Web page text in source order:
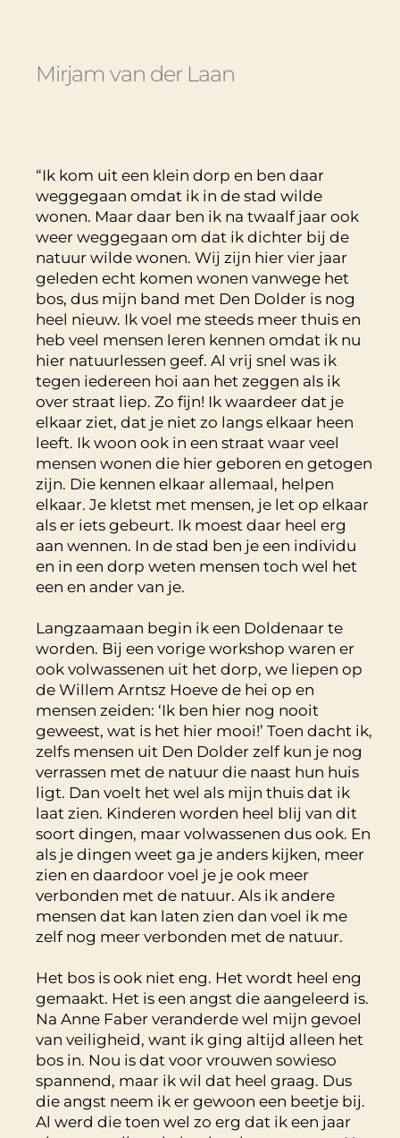
Mirjam van der Laan
“Ik kom uit een klein dorp en ben daar
weggegaan omdat ik in de stad wilde
wonen. Maar daar ben ik na twaalf jaar ook
weer weggegaan om dat ik dichter bij de
natuur wilde wonen. Wij zijn hier vier jaar
geleden echt komen wonen vanwege het
bos, dus mijn band met Den Dolder is nog
heel nieuw. Ik voel me steeds meer thuis en
heb veel mensen leren kennen omdat ik nu
hier natuurlessen geef. Al vrij snel was ik
tegen iedereen hoi aan het zeggen als ik
over straat liep. Zo fijn! Ik waardeer dat je
elkaar ziet, dat je niet zo langs elkaar heen
leeft. Ik woon ook in een straat waar veel
mensen wonen die hier geboren en getogen
zijn. Die kennen elkaar allemaal, helpen
elkaar. Je kletst met mensen, je let op elkaar
als er iets gebeurt. Ik moest daar heel erg
aan wennen. In de stad ben je een individu
en in een dorp weten mensen toch wel het
een en ander van je.
Langzaamaan begin ik een Doldenaar te
worden. Bij een vorige workshop waren er
ook volwassenen uit het dorp, we liepen op
de Willem Arntsz Hoeve de hei op en
mensen zeiden: ‘Ik ben hier nog nooit
geweest, wat is het hier mooi!’ Toen dacht ik,
zelfs mensen uit Den Dolder zelf kun je nog
verrassen met de natuur die naast hun huis
ligt. Dan voelt het wel als mijn thuis dat ik
laat zien. Kinderen worden heel blij van dit
soort dingen, maar volwassenen dus ook. En
als je dingen weet ga je anders kijken, meer
zien en daardoor voel je je ook meer
verbonden met de natuur. Als ik andere
mensen dat kan laten zien dan voel ik me
zelf nog meer verbonden met de natuur.
Het bos is ook niet eng. Het wordt heel eng
gemaakt. Het is een angst die aangeleerd is.
Na Anne Faber veranderde wel mijn gevoel
van veiligheid, want ik ging altijd alleen het
bos in. Nou is dat voor vrouwen sowieso
spannend, maar ik wil dat heel graag. Dus
die angst neem ik er gewoon een beetje bij.
Al werd die toen wel zo erg dat ik een jaar